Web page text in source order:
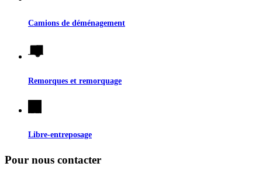
Camions de déménagement
Remorques et remorquage
Libre-entreposage
Pour nous contacter